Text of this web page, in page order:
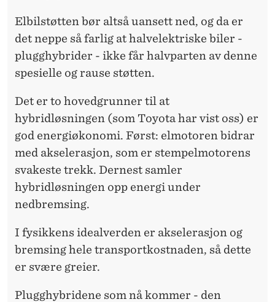
Elbilstøtten bør altså uansett ned, og da er
det neppe så farlig at halvelektriske biler -
plugghybrider - ikke får halvparten av denne
spesielle og rause støtten.
Det er to hovedgrunner til at
hybridløsningen (som Toyota har vist oss) er
god energiøkonomi. Først: elmotoren bidrar
med akselerasjon, som er stempelmotorens
svakeste trekk. Dernest samler
hybridløsningen opp energi under
nedbremsing.
I fysikkens idealverden er akselerasjon og
bremsing hele transportkostnaden, så dette
er svære greier.
Plugghybridene som nå kommer - den